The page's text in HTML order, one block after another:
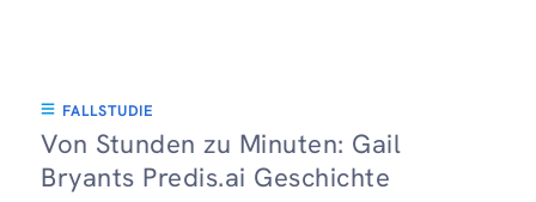
FALLSTUDIE
Von Stunden zu Minuten: Gail
Bryants Predis.ai Geschichte